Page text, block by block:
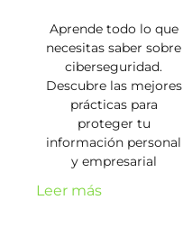
Aprende todo lo que
necesitas saber sobre
ciberseguridad.
Descubre las mejores
prácticas para
proteger tu
información personal
y empresarial
Leer más